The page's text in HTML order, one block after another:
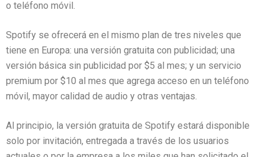
o teléfono móvil.
Spotify se ofrecerá en el mismo plan de tres niveles que
tiene en Europa: una versión gratuita con publicidad; una
versión básica sin publicidad por $5 al mes; y un servicio
premium por $10 al mes que agrega acceso en un teléfono
móvil, mayor calidad de audio y otras ventajas.
Al principio, la versión gratuita de Spotify estará disponible
solo por invitación, entregada a través de los usuarios